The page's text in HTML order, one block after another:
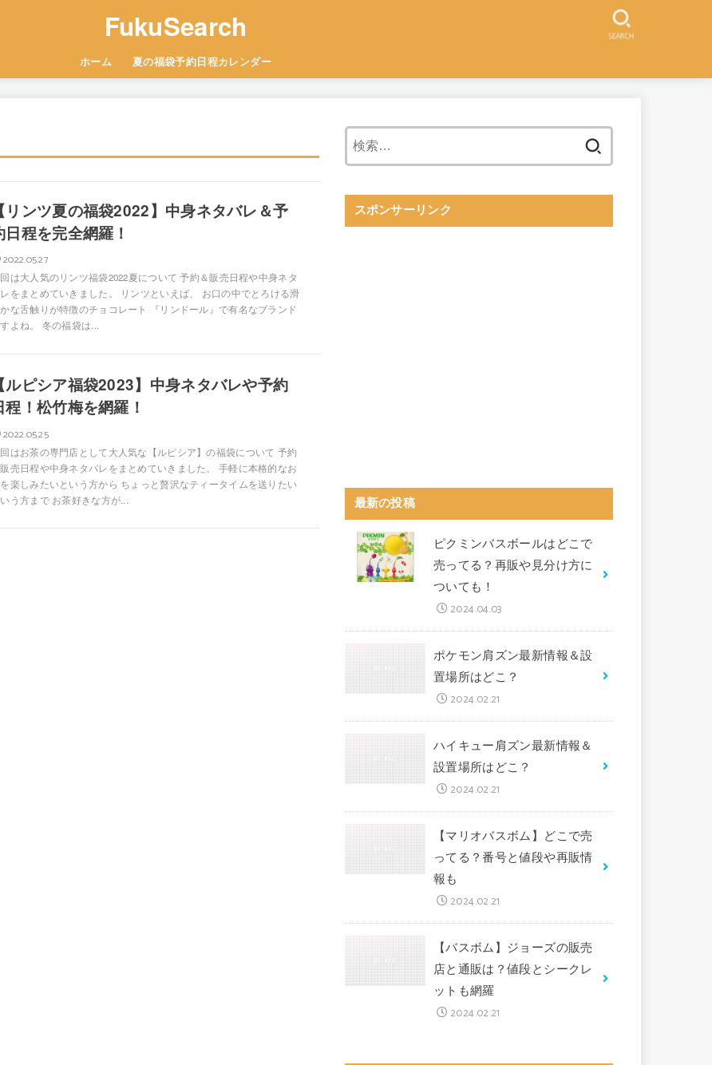
FukuSearch
ホーム 夏の福袋予約日程カレンダー
SEARCH
【リンツ夏の福袋2022】中身ネタバレ＆予
日程を完全網羅！
2022.05.27
は大人気のリンツ福袋2022夏について 予約＆販売日程や中身ネタ
をまとめていきました。 リンツといえば、 お口の中でとろける滑
な舌触りが特徴のチョコレート 『リンドール』で有名なブランド
よね。 冬の福袋は...
【ルピシア福袋2023】中身ネタバレや予約
程！松竹梅を網羅！
2022.05.25
はお茶の専門店として大人気な【ルピシア】の福袋について 予約
売日程や中身ネタバレをまとめていきました。 手軽に本格的なお
楽しみたいという方から ちょっと贅沢なティータイムを送りたい
う方まで お茶好きな方が...
スポンサーリンク
最新の投稿
ピクミンバスボールはどこで
売ってる？再販や見分け方に
ついても！
2024.04.03
ポケモン肩ズン最新情報＆設
置場所はどこ？
2024.02.21
ハイキュー肩ズン最新情報＆
設置場所はどこ？
2024.02.21
【マリオバスボム】どこで売
ってる？番号と値段や再販情
報も
2024.02.21
【バスボム】ジョーズの販売
店と通販は？値段とシークレ
ットも網羅
2024.02.21